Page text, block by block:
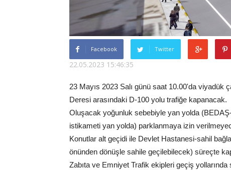
Facebook Twitter
22.05.2023 15:46:35
23 Mayıs 2023 Salı günü saat 10.00'da viyadük
Deresi arasındaki D-100 yolu trafiğe kapanacak.
Oluşacak yoğunluk sebebiyle yan yolda
istikameti yan yolda) parklanmaya izin
Konutlar alt geçidi ile Devlet Hastanesi-sahil
önünden dönüşle sahile geçilebilecek) süreçte
Zabıta ve Emniyet Trafik ekipleri geçiş yollarında